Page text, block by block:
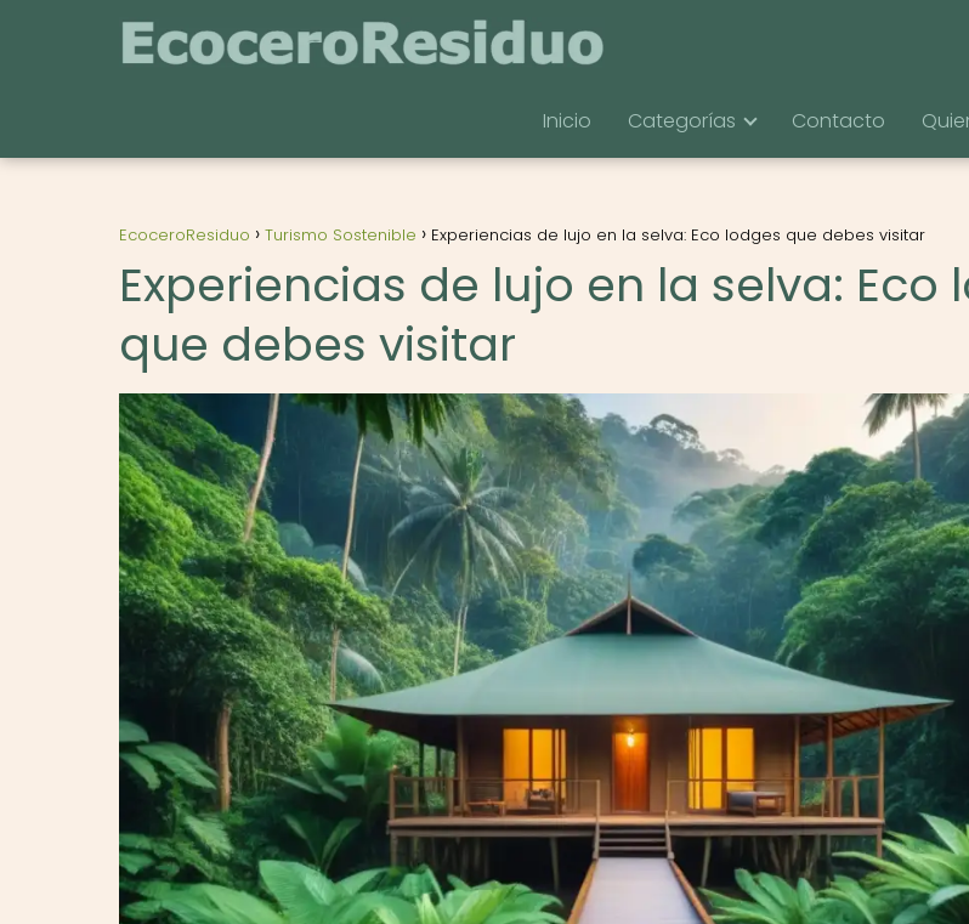
Inicio Categorías Contacto
EcoceroResiduo Turismo Sostenible Experiencias de lujo en la selva: Eco lodges que debes visitar
Experiencias de lujo en la selva: Eco
que debes visitar